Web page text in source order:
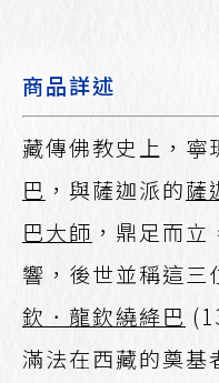
商品詳述
藏傳佛教史上，寧
巴 ，與薩迦派的薩
巴大師 ，鼎足而
響，後世並稱這三
欽．龍欽繞絳巴
滿法在西藏的奠基